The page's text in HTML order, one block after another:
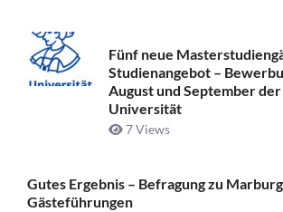
Fünf neue
Studienangebot –
August und September
Universität
7 Views
Gutes Ergebnis – Befragung zu
Gästeführungen